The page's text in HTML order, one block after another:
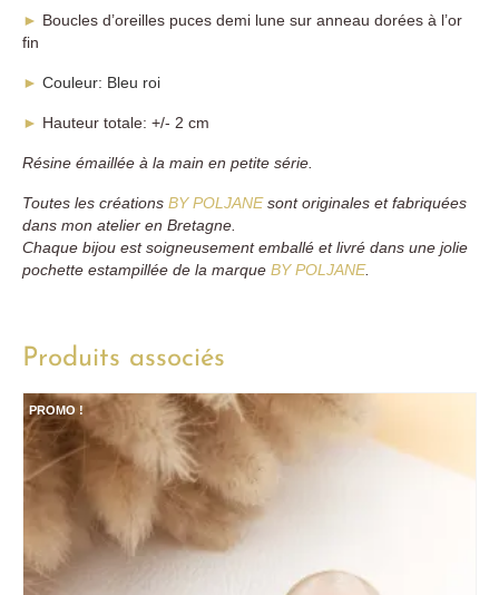
► Boucles d’oreilles puces demi lune sur anneau dorées à l’or
fin
► Couleur: Bleu roi
► Hauteur totale: +/- 2 cm
Résine émaillée à la main en petite série.
Toutes les créations BY POLJANEsont originales et fabriquées
dans mon atelier en Bretagne.
Chaque bijou est soigneusement emballé et livré dans une jolie
pochette estampillée de la marque BY POLJANE.
Produits associés
PROMO !